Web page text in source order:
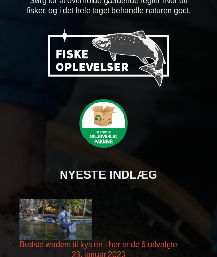
fisker, og i det hele taget behandle naturen godt.
NYESTE INDLÆG
Bedste waders til kysten - her er de 6 udvalgte
28. januar 2023